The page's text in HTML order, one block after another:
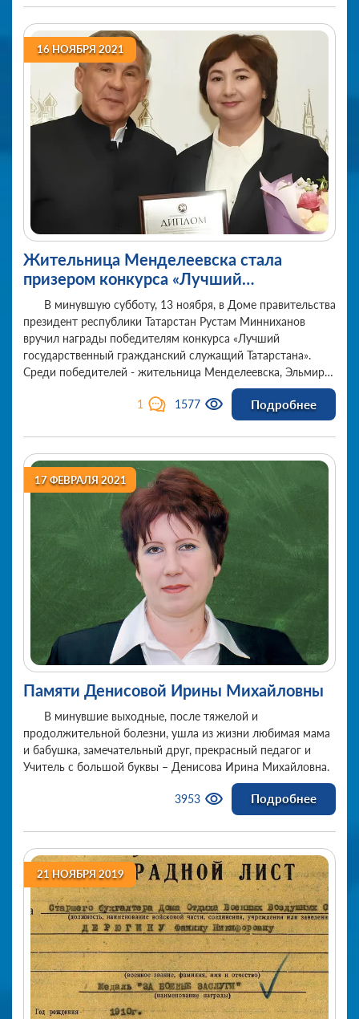
16 НОЯБРЯ 2021
Жительница Менделеевска стала
призером конкурса «Лучший
государственный гражданский
служащий Татарстана»
В минувшую субботу, 13 ноября, в Доме правительства
президент республики Татарстан Рустам Минниханов
вручил награды победителям конкурса «Лучший
государственный гражданский служащий Татарстана».
Среди победителей - жительница Менделеевска, Эльмира
1
1577 Подробнее
17 ФЕВРАЛЯ 2021
Памяти Денисовой Ирины Михайловны
В минувшие выходные, после тяжелой и
продолжительной болезни, ушла из жизни любимая мама
и бабушка, замечательный друг, прекрасный педагог и
Учитель с большой буквы – Денисова Ирина Михайловна.
3953 Подробнее
21 НОЯБРЯ 2019